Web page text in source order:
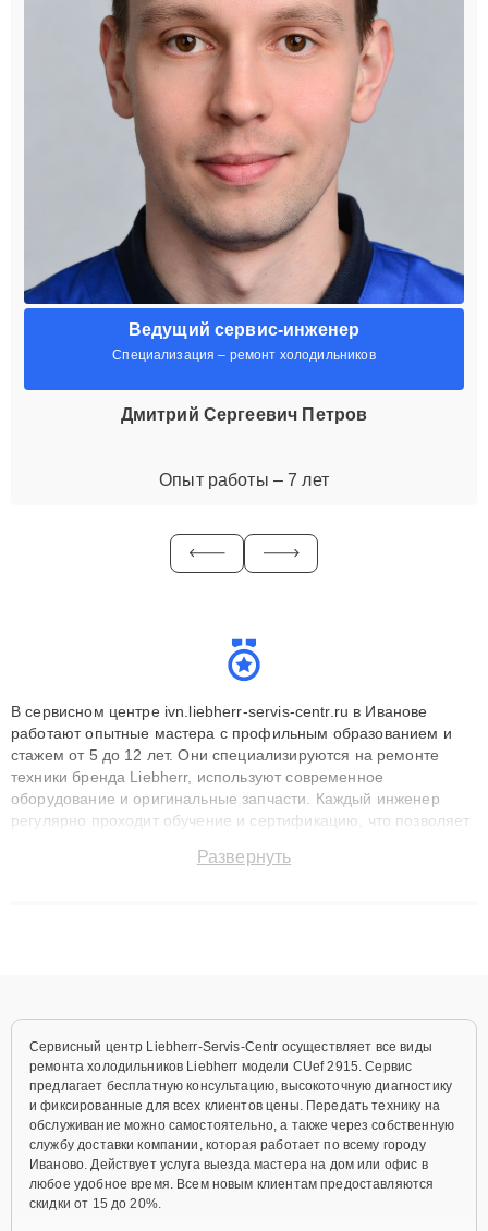
Ведущий сервис-инженер
Специализация – ремонт холодильников
Дмитрий Сергеевич Петров
Опыт работы – 7 лет
В сервисном центре ivn.liebherr-servis-centr.ru в Иванове
работают опытные мастера с профильным образованием и
стажем от 5 до 12 лет. Они специализируются на ремонте
техники бренда Liebherr, используют современное
оборудование и оригинальные запчасти. Каждый инженер
регулярно проходит обучение и сертификацию, что позволяет
технику с сохранением гарантии до 3 лет. Наши мастера
Развернуть
Сервисный центр Liebherr-Servis-Centr осуществляет все виды
ремонта холодильников Liebherr модели CUef 2915. Сервис
предлагает бесплатную консультацию, высокоточную диагностику
и фиксированные для всех клиентов цены. Передать технику на
обслуживание можно самостоятельно, а также через собственную
службу доставки компании, которая работает по всему городу
Иваново. Действует услуга выезда мастера на дом или офис в
любое удобное время. Всем новым клиентам предоставляются
скидки от 15 до 20%.